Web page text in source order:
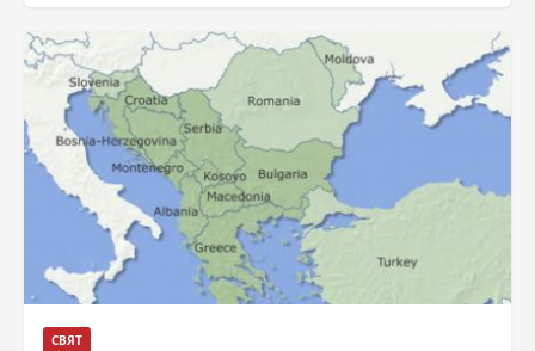
СВЯТ